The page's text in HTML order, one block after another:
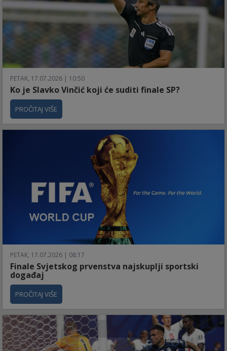
PETAK, 17.07.2026 | 10:50
Ko je Slavko Vinčić koji će suditi finale SP?
PROČITAJ VIŠE
PETAK, 17.07.2026 | 08:17
Finale Svjetskog prvenstva najskuplji sportski
događaj
PROČITAJ VIŠE